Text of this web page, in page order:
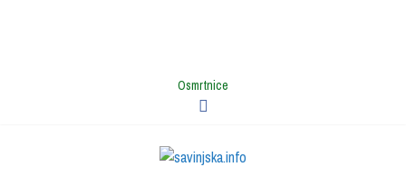
Osmrtnice